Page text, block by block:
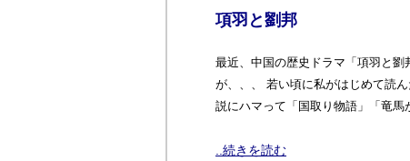
項羽と劉邦
最近、中国の歴史ドラマ「項羽と
が、、、 若い頃に私がはじめて読
説にハマって「国取り物語」「竜
..続きを読む